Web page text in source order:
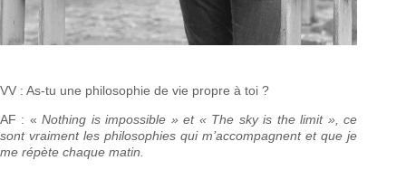
VV : As-tu une philosophie de vie propre à toi ?
AF : «Nothing is impossible » et « The sky is the limit », ce
sont vraiment les philosophies qui m’accompagnent et que je
me répète chaque matin.